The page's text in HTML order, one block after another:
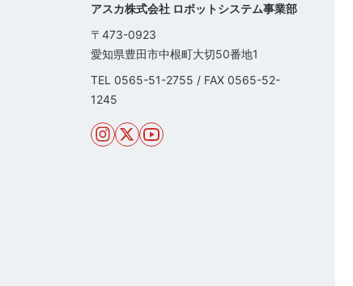
アスカ株式会社 ロボットシステム事業部
〒473-0923
愛知県豊田市中根町大切50番地1
TEL 0565-51-2755 / FAX 0565-52-
1245